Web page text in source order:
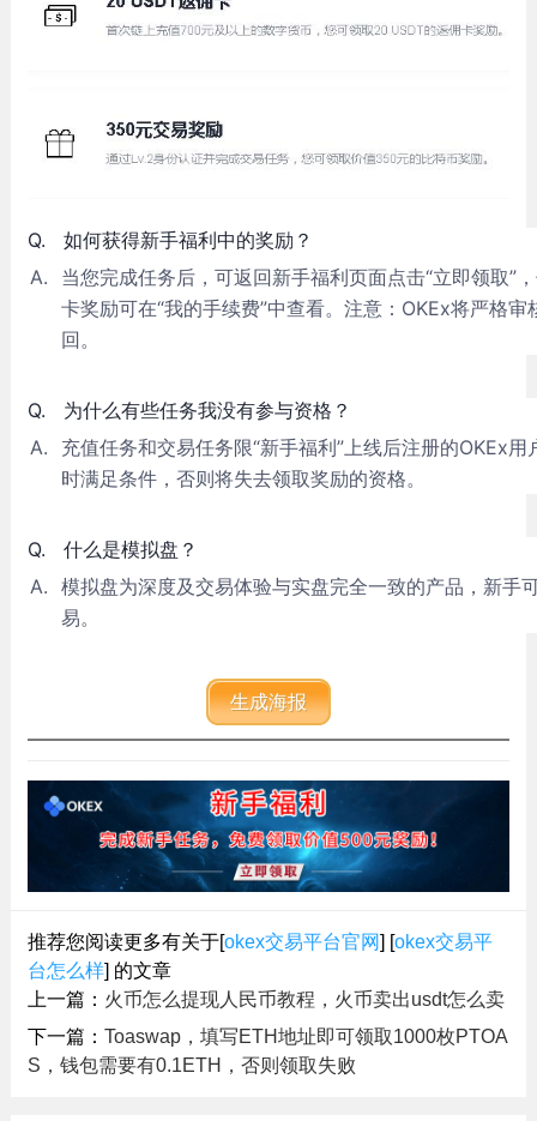
Q.
如何获得新手福利中的奖励？
A.
当您完成任务后，可返回新手福利页面点击“立即领取”
卡奖励可在“我的手续费”中查看。注意：OKEx将严格
回。
Q.
为什么有些任务我没有参与资格？
A.
充值任务和交易任务限“新手福利”上线后注册的OKEx
时满足条件，否则将失去领取奖励的资格。
Q.
什么是模拟盘？
A.
模拟盘为深度及交易体验与实盘完全一致的产品，新手
易。
生成海报
推荐您阅读更多有关于[okex交易平台官网] [okex交易平
台怎么样] 的文章
上一篇： 火币怎么提现人民币教程，火币卖出usdt怎么卖
下一篇：Toaswap，填写ETH地址即可领取1000枚PTOA
S，钱包需要有0.1ETH，否则领取失败